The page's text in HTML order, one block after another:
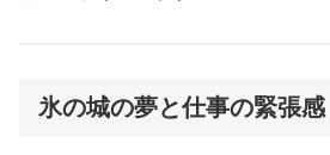
氷の城の夢と仕事の緊張感